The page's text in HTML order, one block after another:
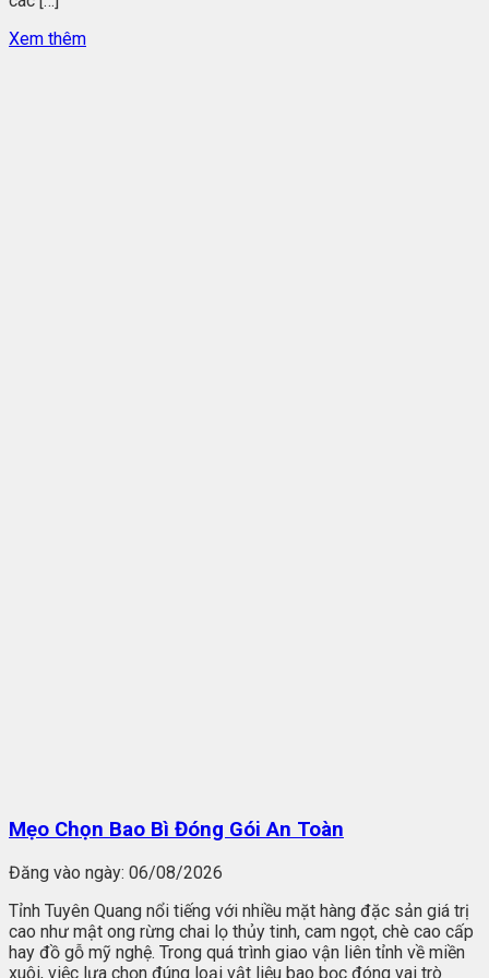
Xem thêm
Mẹo Chọn Bao Bì Đóng Gói An Toàn
Đăng vào ngày: 06/08/2026
Tỉnh Tuyên Quang nổi tiếng với nhiều mặt hàng đặc sản giá trị
cao như mật ong rừng chai lọ thủy tinh, cam ngọt, chè cao cấp
hay đồ gỗ mỹ nghệ. Trong quá trình giao vận liên tỉnh về miền
xuôi, việc lựa chọn đúng loại vật liệu bao bọc đóng vai trò